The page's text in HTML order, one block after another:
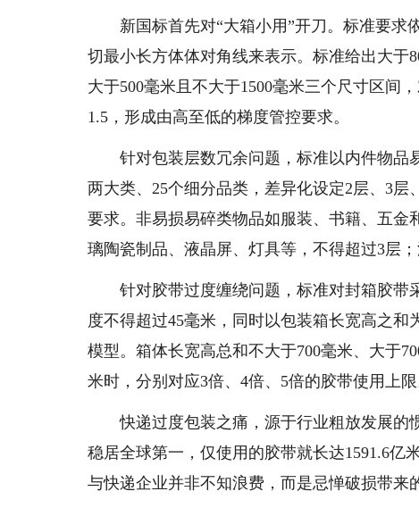
新国标首先对“大箱小用”开刀。标准要求
切最小长方体体对角线来表示。标准给出大于
大于500毫米且不大于1500毫米三个尺寸区间
1.5，形成由高至低的梯度管控要求。
针对包装层数冗余问题，标准以内件物品
两大类、25个细分品类，差异化设定2层、3
要求。非易损易碎类物品如服装、书籍、五
璃陶瓷制品、液晶屏、灯具等，不得超过3层
针对胶带过度缠绕问题，标准对封箱胶带
度不得超过45毫米，同时以包装箱长宽高之
模型。箱体长宽高总和不大于700毫米、大于
米时，分别对应3倍、4倍、5倍的胶带使用上限
快递过度包装之痛，源于行业粗放发展的
稳居全球第一，仅使用的胶带就长达1591.6亿
与快递企业并非不知浪费，而是忌惮破损带来